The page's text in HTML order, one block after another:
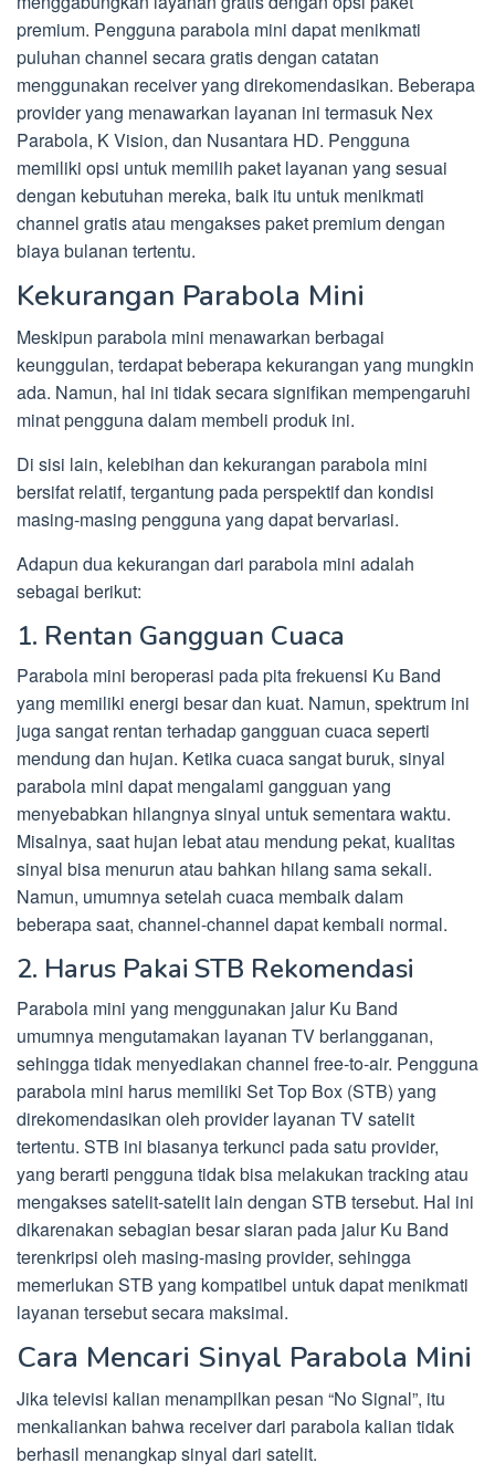
premium. Pengguna parabola mini dapat menikmati
puluhan channel secara gratis dengan catatan
menggunakan receiver yang direkomendasikan. Beberapa
provider yang menawarkan layanan ini termasuk Nex
Parabola, K Vision, dan Nusantara HD. Pengguna
memiliki opsi untuk memilih paket layanan yang sesuai
dengan kebutuhan mereka, baik itu untuk menikmati
channel gratis atau mengakses paket premium dengan
biaya bulanan tertentu.
Kekurangan Parabola Mini
Meskipun parabola mini menawarkan berbagai
keunggulan, terdapat beberapa kekurangan yang mungkin
ada. Namun, hal ini tidak secara signifikan mempengaruhi
minat pengguna dalam membeli produk ini.
Di sisi lain, kelebihan dan kekurangan parabola mini
bersifat relatif, tergantung pada perspektif dan kondisi
masing-masing pengguna yang dapat bervariasi.
Adapun dua kekurangan dari parabola mini adalah
sebagai berikut:
1. Rentan Gangguan Cuaca
Parabola mini beroperasi pada pita frekuensi Ku Band
yang memiliki energi besar dan kuat. Namun, spektrum ini
juga sangat rentan terhadap gangguan cuaca seperti
mendung dan hujan. Ketika cuaca sangat buruk, sinyal
parabola mini dapat mengalami gangguan yang
menyebabkan hilangnya sinyal untuk sementara waktu.
Misalnya, saat hujan lebat atau mendung pekat, kualitas
sinyal bisa menurun atau bahkan hilang sama sekali.
Namun, umumnya setelah cuaca membaik dalam
beberapa saat, channel-channel dapat kembali normal.
2. Harus Pakai STB Rekomendasi
Parabola mini yang menggunakan jalur Ku Band
umumnya mengutamakan layanan TV berlangganan,
sehingga tidak menyediakan channel free-to-air. Pengguna
parabola mini harus memiliki Set Top Box (STB) yang
direkomendasikan oleh provider layanan TV satelit
tertentu. STB ini biasanya terkunci pada satu provider,
yang berarti pengguna tidak bisa melakukan tracking atau
mengakses satelit-satelit lain dengan STB tersebut. Hal ini
dikarenakan sebagian besar siaran pada jalur Ku Band
terenkripsi oleh masing-masing provider, sehingga
memerlukan STB yang kompatibel untuk dapat menikmati
layanan tersebut secara maksimal.
Cara Mencari Sinyal Parabola Mini
Jika televisi kalian menampilkan pesan “No Signal”, itu
menkaliankan bahwa receiver dari parabola kalian tidak
berhasil menangkap sinyal dari satelit.